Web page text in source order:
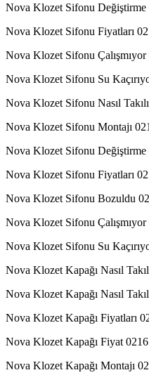
Nova Klozet Sifonu Değiştirme
Nova Klozet Sifonu Fiyatları
Nova Klozet Sifonu
Nova Klozet Sifonu Su
Nova Klozet Sifonu Nasıl
Nova Klozet Sifonu Montajı
Nova Klozet Sifonu Değiştirme
Nova Klozet Sifonu Fiyatları
Nova Klozet Sifonu Bozuldu
Nova Klozet Sifonu
Nova Klozet Sifonu Su
Nova Klozet Kapağı Nasıl
Nova Klozet Kapağı Nasıl
Nova Klozet Kapağı Fiyatları
Nova Klozet Kapağı Fiyat
Nova Klozet Kapağı Montajı